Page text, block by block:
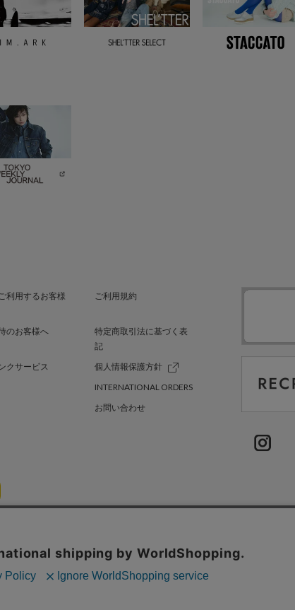
利用するお客様
ご利用規約
のお客様へ
特定商取引法に基づく表
記
クサービス
個人情報保護方針
INTERNATIONAL ORDERS
お問い合わせ
採用情報